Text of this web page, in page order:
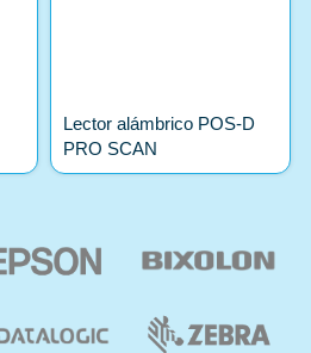
Lector alámbrico POS-D
PRO SCAN